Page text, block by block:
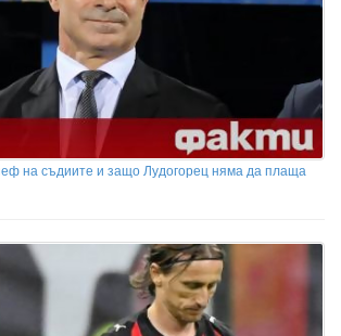
на съдиите и защо Лудогорец няма да плаща